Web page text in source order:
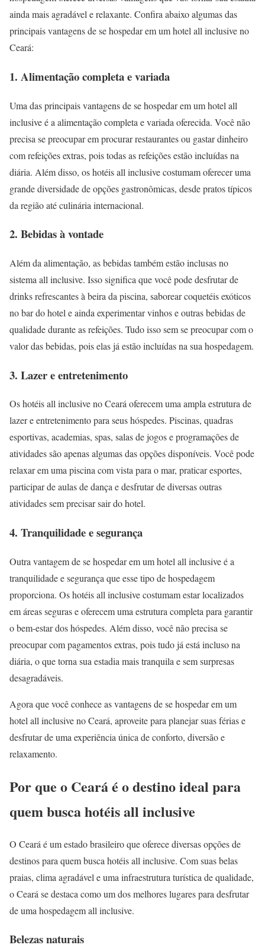
ainda mais agradável e relaxante. Confira abaixo algumas das
principais vantagens de se hospedar em um hotel all inclusive no
Ceará:
1. Alimentação completa e variada
Uma das principais vantagens de se hospedar em um hotel all
inclusive é a alimentação completa e variada oferecida. Você não
precisa se preocupar em procurar restaurantes ou gastar dinheiro
com refeições extras, pois todas as refeições estão incluídas na
diária. Além disso, os hotéis all inclusive costumam oferecer uma
grande diversidade de opções gastronômicas, desde pratos típicos
da região até culinária internacional.
2. Bebidas à vontade
Além da alimentação, as bebidas também estão inclusas no
sistema all inclusive. Isso significa que você pode desfrutar de
drinks refrescantes à beira da piscina, saborear coquetéis exóticos
no bar do hotel e ainda experimentar vinhos e outras bebidas de
qualidade durante as refeições. Tudo isso sem se preocupar com o
valor das bebidas, pois elas já estão incluídas na sua hospedagem.
3. Lazer e entretenimento
Os hotéis all inclusive no Ceará oferecem uma ampla estrutura de
lazer e entretenimento para seus hóspedes. Piscinas, quadras
esportivas, academias, spas, salas de jogos e programações de
atividades são apenas algumas das opções disponíveis. Você pode
relaxar em uma piscina com vista para o mar, praticar esportes,
participar de aulas de dança e desfrutar de diversas outras
atividades sem precisar sair do hotel.
4. Tranquilidade e segurança
Outra vantagem de se hospedar em um hotel all inclusive é a
tranquilidade e segurança que esse tipo de hospedagem
proporciona. Os hotéis all inclusive costumam estar localizados
em áreas seguras e oferecem uma estrutura completa para garantir
o bem-estar dos hóspedes. Além disso, você não precisa se
preocupar com pagamentos extras, pois tudo já está incluso na
diária, o que torna sua estadia mais tranquila e sem surpresas
desagradáveis.
Agora que você conhece as vantagens de se hospedar em um
hotel all inclusive no Ceará, aproveite para planejar suas férias e
desfrutar de uma experiência única de conforto, diversão e
relaxamento.
Por que o Ceará é o destino ideal para
quem busca hotéis all inclusive
O Ceará é um estado brasileiro que oferece diversas opções de
destinos para quem busca hotéis all inclusive. Com suas belas
praias, clima agradável e uma infraestrutura turística de qualidade,
o Ceará se destaca como um dos melhores lugares para desfrutar
de uma hospedagem all inclusive.
Belezas naturais